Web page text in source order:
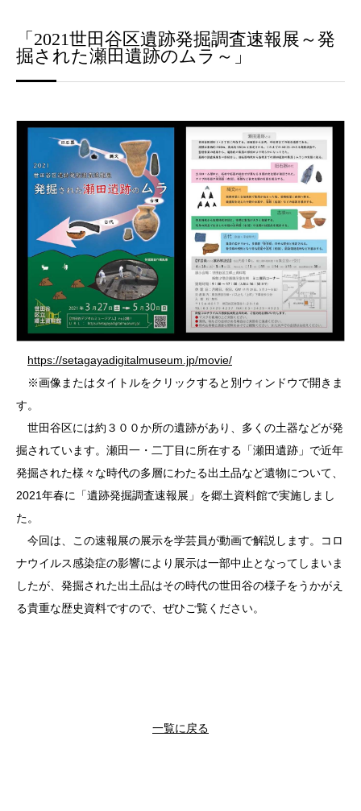
「2021世田谷区遺跡発掘調査速報展～発
掘された瀬田遺跡のムラ～」
https://setagayadigitalmuseum.jp/movie/
※画像またはタイトルをクリックすると別ウィンドウで開きま
す。
世田谷区には約３００か所の遺跡があり、多くの土器などが発
掘されています。瀬田一・二丁目に所在する「瀬田遺跡」で近年
発掘された様々な時代の多層にわたる出土品など遺物について、
2021年春に「遺跡発掘調査速報展」を郷土資料館で実施しまし
た。
今回は、この速報展の展示を学芸員が動画で解説します。コロ
ナウイルス感染症の影響により展示は一部中止となってしまいま
したが、発掘された出土品はその時代の世田谷の様子をうかがえ
る貴重な歴史資料ですので、ぜひご覧ください。
一覧に戻る